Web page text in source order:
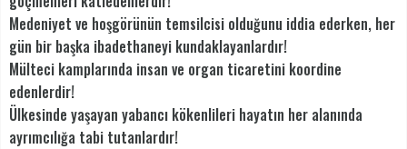
Medeniyet ve hoşgörünün temsilcisi olduğunu iddia ederken, her
gün bir başka ibadethaneyi kundaklayanlardır!
Mülteci kamplarında insan ve organ ticaretini koordine
edenlerdir!
Ülkesinde yaşayan yabancı kökenlileri hayatın her alanında
ayrımcılığa tabi tutanlardır!